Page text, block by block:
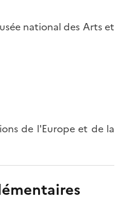
national des Arts et
de l'Europe et de la